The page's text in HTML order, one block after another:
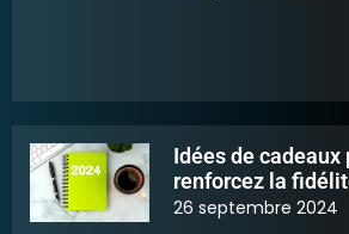
Idées de
renforcez la
26 septembre 2024